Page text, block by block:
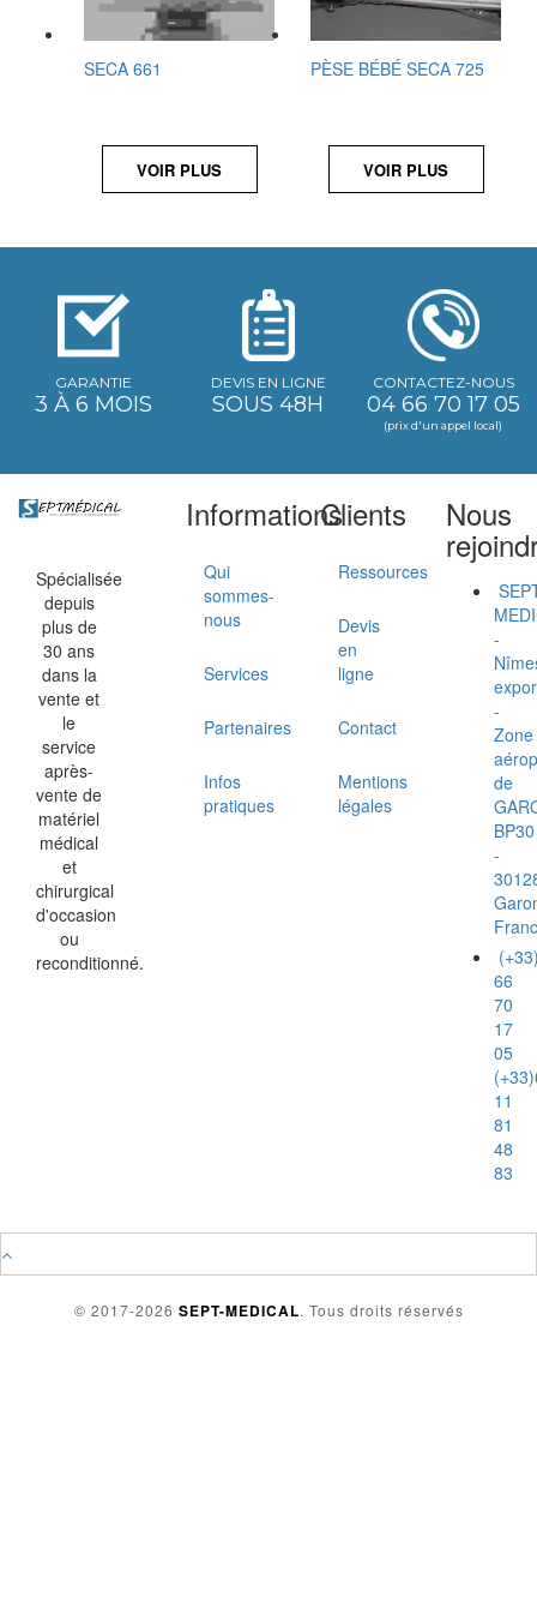
SECA 661
VOIR PLUS
PÈSE BÉBÉ SECA 725
VOIR PLUS
GARANTIE
3 À 6 MOIS
DEVIS EN LIGNE
SOUS 48H
CONTACTEZ-NOUS
04 66 70 17 05
(prix d'un appel local)
Spécialisée
depuis
plus de
30 ans
dans la
vente et
le
service
après-
vente de
matériel
médical
et
chirurgical
d'occasion
ou
reconditionné.
Informations
Qui
sommes-
nous
Services
Partenaires
Infos
pratiques
Clients
Ressources
Devis
en
ligne
Contact
Mentions
légales
Nous
-
-
Zone
de
BP30
-
66
70
17
05
11
81
48
83
© 2017-2026 SEPT-MEDICAL. Tous droits réservés